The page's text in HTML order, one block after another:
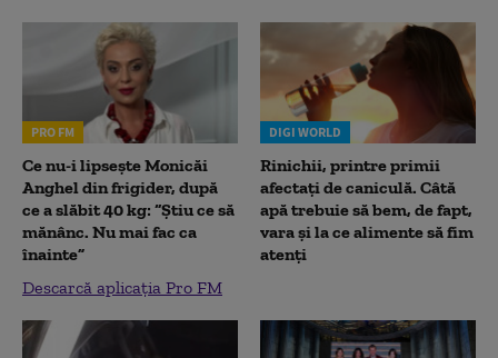
PRO FM
Ce nu-i lipsește Monicăi
Anghel din frigider, după
ce a slăbit 40 kg: “Știu ce să
mănânc. Nu mai fac ca
înainte”
Descarcă aplicația Pro FM
DIGI WORLD
Rinichii, printre primii
afectați de caniculă. Câtă
apă trebuie să bem, de fapt,
vara și la ce alimente să fim
atenți